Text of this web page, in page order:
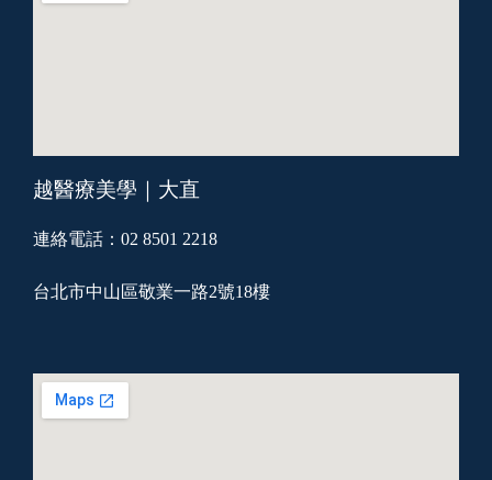
越醫療美學｜大直
連絡電話：02 8501 2218
台北市中山區敬業一路2號18樓